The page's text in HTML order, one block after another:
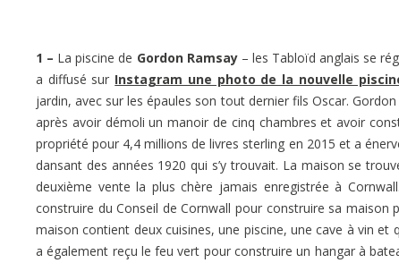
1 – La piscine de Gordon Ramsay– les Tabloïd anglais se
a diffusé sur Instagram une photo de la nouvelle
jardin, avec sur les épaules son tout dernier fils Oscar.
après avoir démoli un manoir de cinq chambres et avoir
propriété pour 4,4 millions de livres sterling en 2015 et a
dansant des années 1920 qui s’y trouvait. La maison se
deuxième vente la plus chère jamais enregistrée à
construire du Conseil de Cornwall pour construire sa maison
maison contient deux cuisines, une piscine, une cave à vin
a également reçu le feu vert pour construire un hangar à